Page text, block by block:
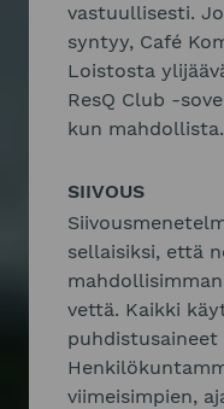
vastuullisesti.
syntyy, Café
Loistosta
ResQ Club -
kun mahdollista.
SIIVOUS
sellaisiksi, että
vettä. Kaikki
viimeisimpien,